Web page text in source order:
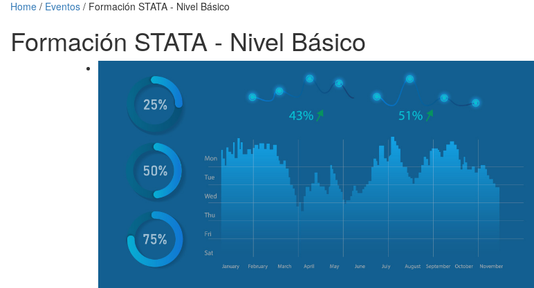
Home / Eventos / Formación STATA - Nivel Básico
Formación STATA - Nivel Básico